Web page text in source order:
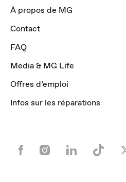
À propos de MG
Contact
FAQ
Media & MG Life
Offres d’emploi
Infos sur les réparations